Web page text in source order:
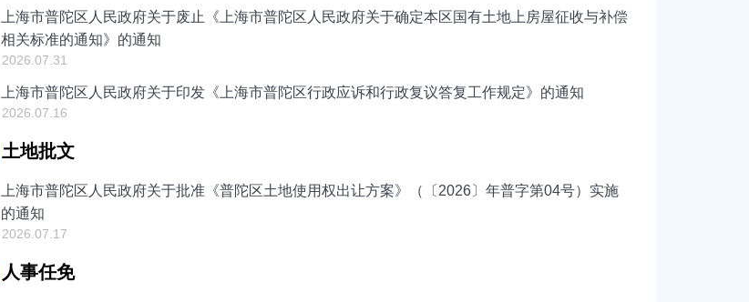
上海市普陀区人民政府关于废止《上海市普陀区人民政府关于确定本区国有土地上房屋征收与补偿
相关标准的通知》的通知
2026.07.31
上海市普陀区人民政府关于印发《上海市普陀区行政应诉和行政复议答复工作规定》的通知
2026.07.16
土地批文
上海市普陀区人民政府关于批准《普陀区土地使用权出让方案》（〔2026〕年普字第04号）实施
的通知
2026.07.17
人事任免